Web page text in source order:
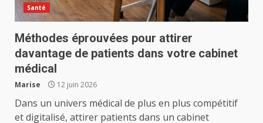
Santé
Méthodes éprouvées pour attirer
davantage de patients dans votre cabinet
médical
Marise 12 juin 2026
Dans un univers médical de plus en plus compétitif
et digitalisé, attirer patients dans un cabinet